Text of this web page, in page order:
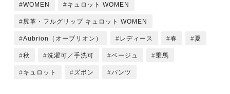
WOMEN キュロット WOMEN
尻革・フルグリップ キュロット WOMEN
Aubrion（オーブリオン） レディース 春 夏
秋 洗濯可／手洗可 ベージュ 乗馬
キュロット ズボン パンツ